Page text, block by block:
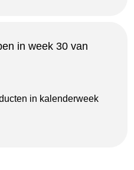
in week 30 van
in kalenderweek